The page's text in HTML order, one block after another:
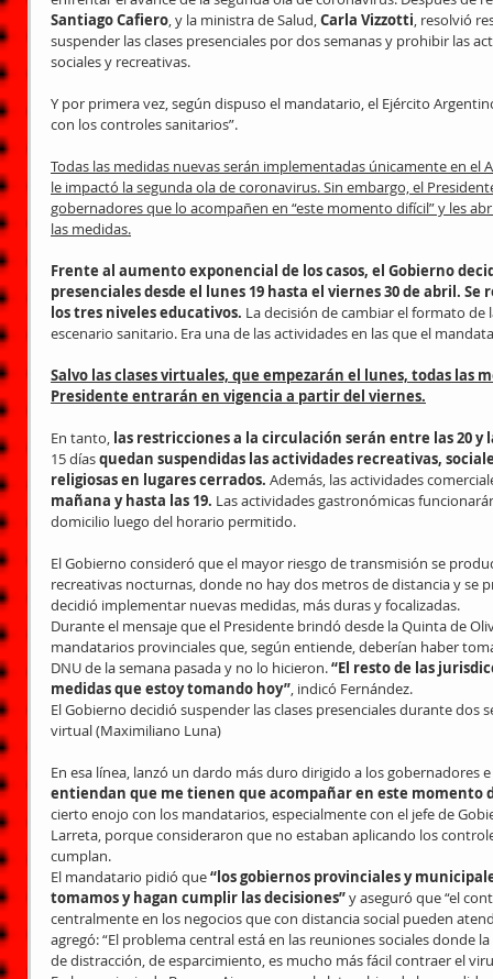
Santiago Cafiero, y la ministra de Salud, Carla Vizzotti, resolvió
suspender las clases presenciales por dos semanas y prohibir las
sociales y recreativas.
Y por primera vez, según dispuso el mandatario, el Ejército
con los controles sanitarios”.
Todas las medidas nuevas serán implementadas únicamente en el
le impactó la segunda ola de coronavirus. Sin embargo, el
gobernadores que lo acompañen en “este momento difícil” y les
las medidas.
Frente al aumento exponencial de los casos, el Gobierno
presenciales desde el lunes 19 hasta el viernes 30 de abril.
los tres niveles educativos. La decisión de cambiar el formato
escenario sanitario. Era una de las actividades en las que el
Salvo las clases virtuales, que empezarán el lunes, todas las
Presidente entrarán en vigencia a partir del viernes.
En tanto, las restricciones a la circulación serán entre las 20 y
15 días quedan suspendidas las actividades recreativas,
religiosas en lugares cerrados. Además, las actividades
mañana y hasta las 19. Las actividades gastronómicas
domicilio luego del horario permitido.
El Gobierno consideró que el mayor riesgo de transmisión se
recreativas nocturnas, donde no hay dos metros de distancia y se
decidió implementar nuevas medidas, más duras y focalizadas.
Durante el mensaje que el Presidente brindó desde la Quinta de
mandatarios provinciales que, según entiende, deberían haber
DNU de la semana pasada y no lo hicieron. “El resto de las
medidas que estoy tomando hoy”, indicó Fernández.
El Gobierno decidió suspender las clases presenciales durante
virtual (Maximiliano Luna)
En esa línea, lanzó un dardo más duro dirigido a los gobernadores
entiendan que me tienen que acompañar en este momento
cierto enojo con los mandatarios, especialmente con el jefe de
Larreta, porque consideraron que no estaban aplicando los
cumplan.
El mandatario pidió que “los gobiernos provinciales y
tomamos y hagan cumplir las decisiones” y aseguró que “el
centralmente en los negocios que con distancia social pueden
agregó: “El problema central está en las reuniones sociales donde
de distracción, de esparcimiento, es mucho más fácil contraer el